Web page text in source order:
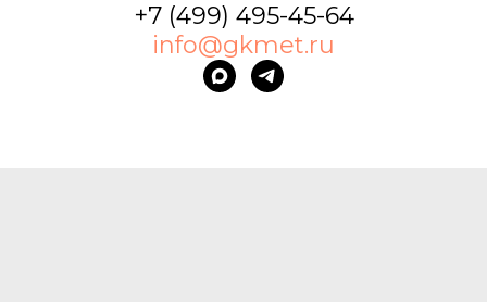
+7 (499) 495-45-64
info@gkmet.ru